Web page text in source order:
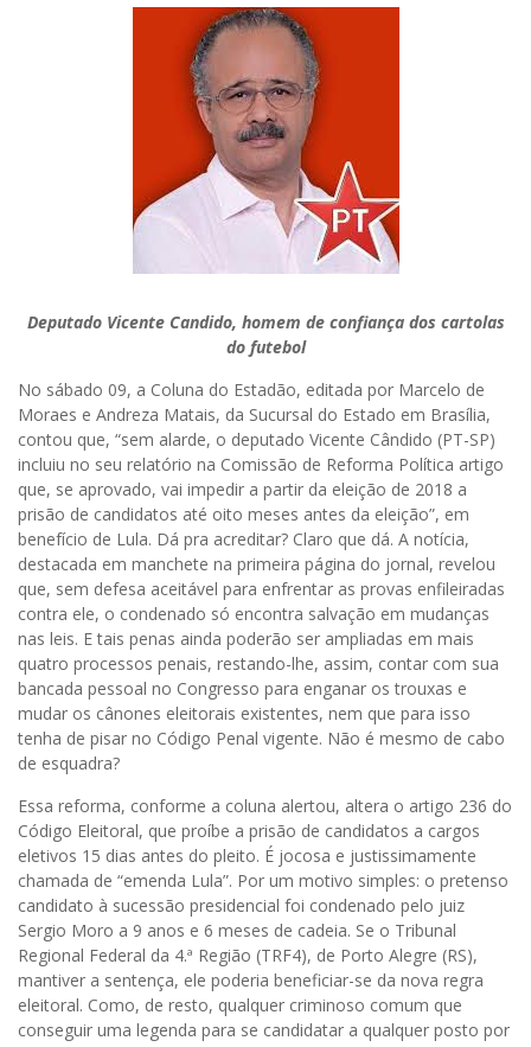
Deputado Vicente Candido, homem de confiança dos cartolas
do futebol
No sábado 09, a Coluna do Estadão, editada por Marcelo de
Moraes e Andreza Matais, da Sucursal do Estado em Brasília,
contou que, “sem alarde, o deputado Vicente Cândido (PT-SP)
incluiu no seu relatório na Comissão de Reforma Política artigo
que, se aprovado, vai impedir a partir da eleição de 2018 a
prisão de candidatos até oito meses antes da eleição”, em
benefício de Lula. Dá pra acreditar? Claro que dá. A notícia,
destacada em manchete na primeira página do jornal, revelou
que, sem defesa aceitável para enfrentar as provas enfileiradas
contra ele, o condenado só encontra salvação em mudanças
nas leis. E tais penas ainda poderão ser ampliadas em mais
quatro processos penais, restando-lhe, assim, contar com sua
bancada pessoal no Congresso para enganar os trouxas e
mudar os cânones eleitorais existentes, nem que para isso
tenha de pisar no Código Penal vigente. Não é mesmo de cabo
de esquadra?
Essa reforma, conforme a coluna alertou, altera o artigo 236 do
Código Eleitoral, que proíbe a prisão de candidatos a cargos
eletivos 15 dias antes do pleito. É jocosa e justissimamente
chamada de “emenda Lula”. Por um motivo simples: o pretenso
candidato à sucessão presidencial foi condenado pelo juiz
Sergio Moro a 9 anos e 6 meses de cadeia. Se o Tribunal
Regional Federal da 4.ª Região (TRF4), de Porto Alegre (RS),
mantiver a sentença, ele poderia beneficiar-se da nova regra
eleitoral. Como, de resto, qualquer criminoso comum que
conseguir uma legenda para se candidatar a qualquer posto por